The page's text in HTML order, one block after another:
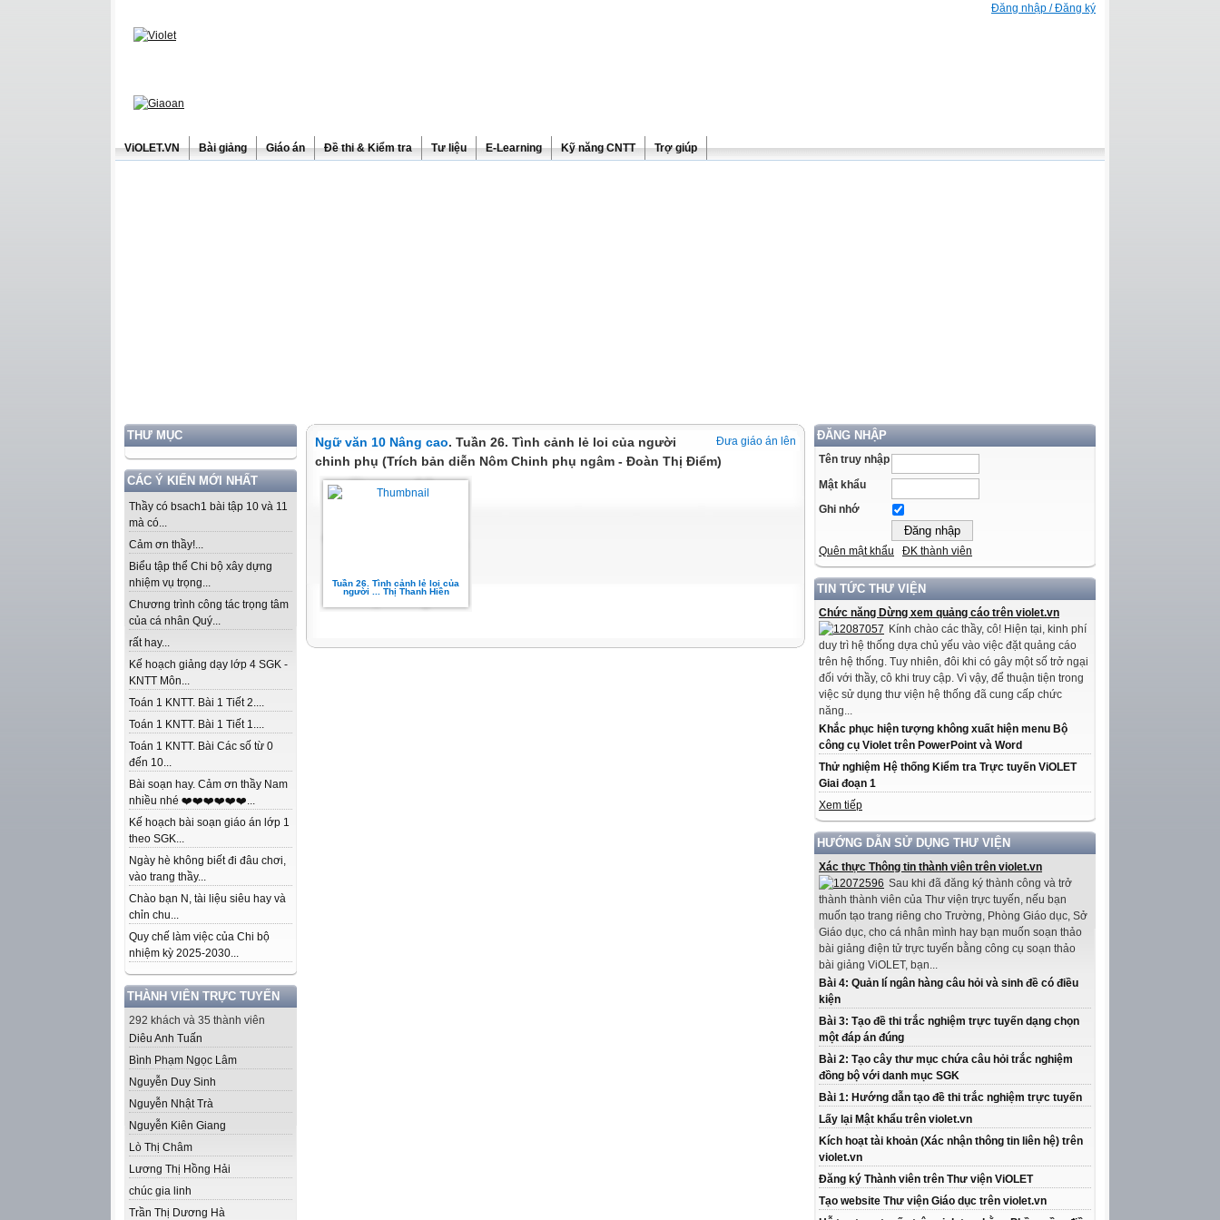
Đăng nhập / Đăng ký
ViOLET.VN Bài giảng Giáo án Đề thi & Kiểm tra Tư liệu E-Learning Kỹ năng CNTT Trợ giúp
THƯ MỤC
CÁC Ý KIẾN MỚI NHẤT
Thầy có bsach1 bài tập 10 và 11
mà có...
Cảm ơn thầy!...
Biểu tập thể Chi bộ xây dựng
nhiệm vụ trọng...
Chương trình công tác trọng tâm
của cá nhân Quý...
rất hay...
Kế hoạch giảng dạy lớp 4 SGK -
KNTT Môn...
Toán 1 KNTT. Bài 1 Tiết 2....
Toán 1 KNTT. Bài 1 Tiết 1....
Toán 1 KNTT. Bài Các số từ 0
đến 10...
Bài soạn hay. Cảm ơn thầy Nam
nhiều nhé ❤️❤️❤️❤️❤️❤️...
Kế hoạch bài soạn giáo án lớp 1
theo SGK...
Ngày hè không biết đi đâu chơi,
vào trang thầy...
Chào bạn N, tài liệu siêu hay và
chỉn chu...
Quy chế làm việc của Chi bộ
nhiệm kỳ 2025-2030...
THÀNH VIÊN TRỰC TUYẾN
292 khách và 35 thành viên
Diêu Anh Tuấn
Bình Phạm Ngọc Lâm
Nguyễn Duy Sinh
Nguyễn Nhật Trà
Nguyễn Kiên Giang
Lò Thị Châm
Lương Thị Hồng Hải
chúc gia linh
Trần Thị Dương Hà
ĐĂNG NHẬP
Tên truy nhập
Mật khẩu
Ghi nhớ
Quên mật khẩu ĐK thành viên
TIN TỨC THƯ VIỆN
Chức năng Dừng xem quảng cáo trên violet.vn
Kính chào các thầy, cô! Hiện tại, kinh phí
duy trì hệ thống dựa chủ yếu vào việc đặt quảng cáo
trên hệ thống. Tuy nhiên, đôi khi có gây một số trở ngại
đối với thầy, cô khi truy cập. Vì vậy, để thuận tiện trong
việc sử dụng thư viện hệ thống đã cung cấp chức
năng...
Khắc phục hiện tượng không xuất hiện menu Bộ
công cụ Violet trên PowerPoint và Word
Thử nghiệm Hệ thống Kiểm tra Trực tuyến ViOLET
Giai đoạn 1
Xem tiếp
HƯỚNG DẪN SỬ DỤNG THƯ VIỆN
Xác thực Thông tin thành viên trên violet.vn
Sau khi đã đăng ký thành công và trở
thành thành viên của Thư viện trực tuyến, nếu bạn
muốn tạo trang riêng cho Trường, Phòng Giáo dục, Sở
Giáo dục, cho cá nhân mình hay bạn muốn soạn thảo
bài giảng điện tử trực tuyến bằng công cụ soạn thảo
bài giảng ViOLET, bạn...
Bài 4: Quản lí ngân hàng câu hỏi và sinh đề có điều
kiện
Bài 3: Tạo đề thi trắc nghiệm trực tuyến dạng chọn
một đáp án đúng
Bài 2: Tạo cây thư mục chứa câu hỏi trắc nghiệm
đồng bộ với danh mục SGK
Bài 1: Hướng dẫn tạo đề thi trắc nghiệm trực tuyến
Lấy lại Mật khẩu trên violet.vn
Kích hoạt tài khoản (Xác nhận thông tin liên hệ) trên
violet.vn
Đăng ký Thành viên trên Thư viện ViOLET
Tạo website Thư viện Giáo dục trên violet.vn
Đưa giáo án lên
Ngữ văn 10 Nâng cao. Tuần 26. Tình cảnh lẻ loi của người
chinh phụ (Trích bản diễn Nôm Chinh phụ ngâm - Đoàn Thị Điểm)
Tuần 26. Tình cảnh lẻ loi của
người ... Thị Thanh Hiền